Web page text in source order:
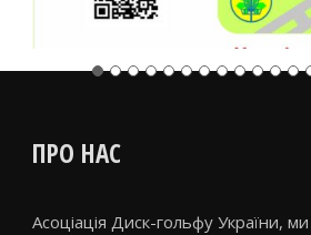
ПРО НАС
Асоціація Диск-гольфу України,